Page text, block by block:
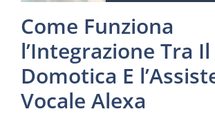
Come Funziona
l’Integrazione Tra
Domotica E
Vocale Alexa